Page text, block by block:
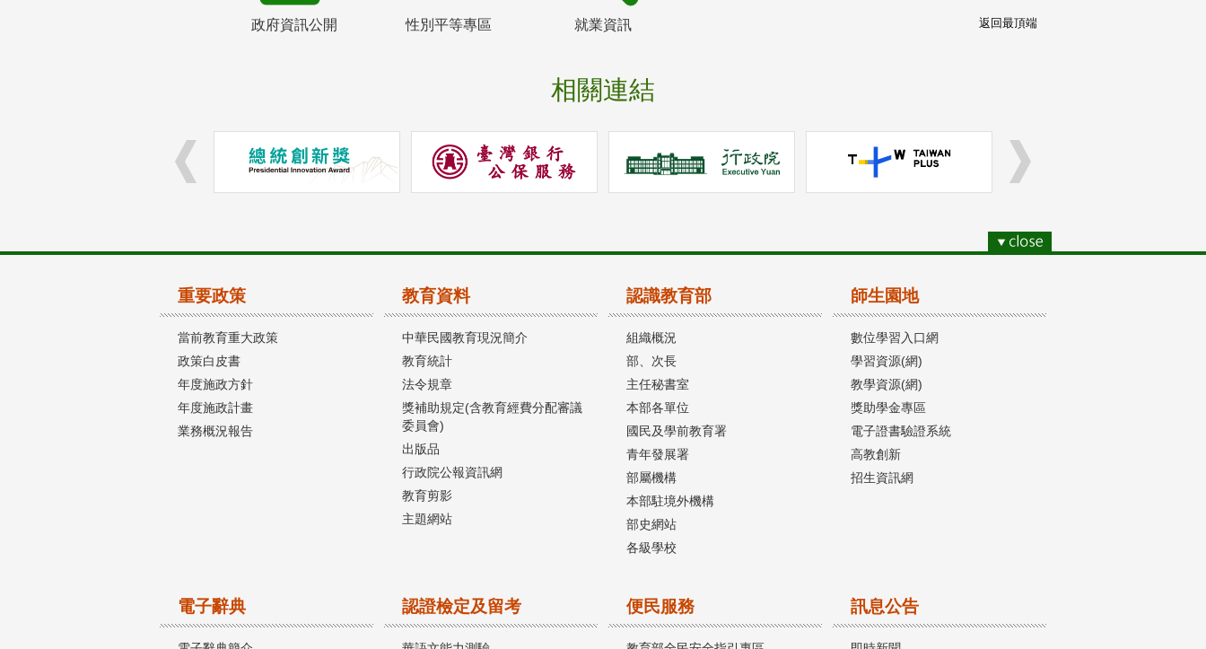
政府資訊公開 性別平等專區 就業資訊
相關連結
返回最頂端
重要政策
當前教育重大政策
政策白皮書
年度施政方針
年度施政計畫
業務概況報告
教育資料
中華民國教育現況簡介
教育統計
法令規章
獎補助規定(含教育經費分配審議
委員會)
出版品
行政院公報資訊網
教育剪影
主題網站
認識教育部
組織概況
部、次長
主任秘書室
本部各單位
國民及學前教育署
青年發展署
部屬機構
本部駐境外機構
部史網站
各級學校
師生園地
數位學習入口網
學習資源(網)
教學資源(網)
獎助學金專區
電子證書驗證系統
高教創新
招生資訊網
電子辭典 認證檢定及留考 便民服務 訊息公告